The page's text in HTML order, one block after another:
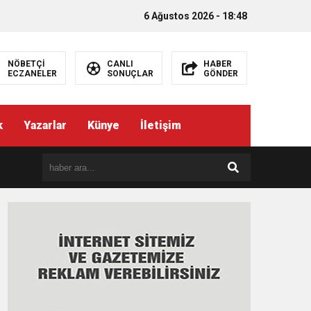
6 Ağustos 2026 - 18:48
NÖBETÇİ
ECZANELER
CANLI
SONUÇLAR
HABER
GÖNDER
Yazarlar Künye İletişim